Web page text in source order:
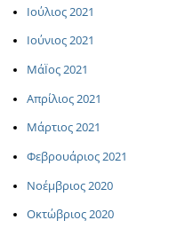
Ιούλιος 2021
Ιούνιος 2021
ΜάΪος 2021
Απρίλιος 2021
Μάρτιος 2021
Φεβρουάριος 2021
Νοέμβριος 2020
Οκτώβριος 2020